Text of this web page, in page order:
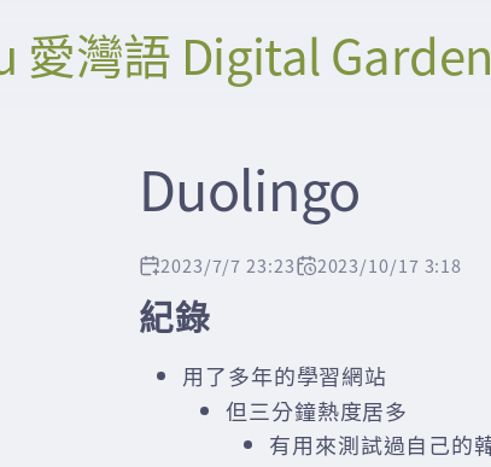
愛灣語 Digital Garden
Duolingo
2023/7/7 23:23 2023/10/17 3:18
紀錄
用了多年的學習網站
但三分鐘熱度居多
有用來測試過自己的